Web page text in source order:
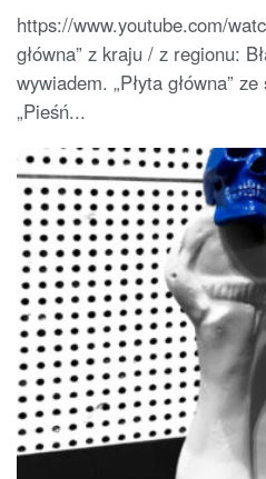
https://www.youtube.com/
główna” z kraju / z regionu:
wywiadem. „Płyta główna”
„Pieśń...